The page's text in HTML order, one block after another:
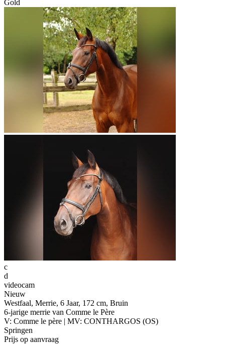
Gold
c
d
videocam
Nieuw
Westfaal, Merrie, 6 Jaar, 172 cm, Bruin
6-jarige merrie van Comme le Père
V: Comme le père | MV: CONTHARGOS (OS)
Springen
Prijs op aanvraag